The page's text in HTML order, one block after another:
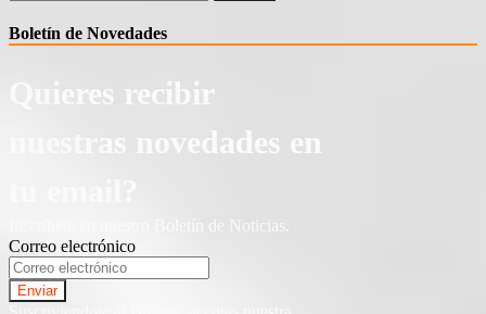
Boletín de Novedades
Quieres recibir
nuestras novedades en
Inscríbete en nuestro Boletín de Noticias.
Correo electrónico